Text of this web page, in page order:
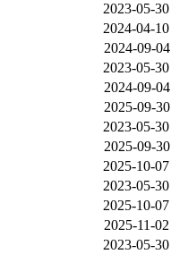
2023-05-
2024-04-
2024-09-
2023-05-
2024-09-
2025-09-
2023-05-
2025-09-
2025-10-
2023-05-
2025-10-
2025-11-
2023-05-